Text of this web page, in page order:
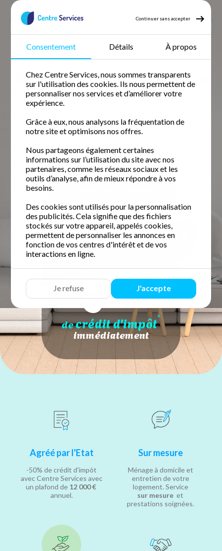
Continuer sans accepter
Consentement Détails À propos
Chez Centre Services, nous sommes transparents
sur l'utilisation des cookies. Ils nous permettent de
personnaliser nos services et d’améliorer votre
expérience.
Grâce à eux, nous analysons la fréquentation de
notre site et optimisons nos offres.
Nous partageons également certaines
informations sur l’utilisation du site avec nos
partenaires, comme les réseaux sociaux et les
outils d’analyse, afin de mieux répondre à vos
besoins.
Des cookies sont utilisés pour la personnalisation
des publicités. Cela signifie que des fichiers
stockés sur votre appareil, appelés cookies,
permettent de personnaliser les annonces en
fonction de vos centres d'intérêt et de vos
interactions en ligne.
Je refuse J'accepte
Ménage à domicile dans le
Territoire de Belfort
Retrouvez votre temps libre avec une femme de
ménage fiable et expérimentée. Profitez de
de crédit d'impôt immédiatpour un domicile
impeccable.
Profitez de
50%
decrédit d'impôt*
immédiatement
Agréé par l'Etat
-50% de crédit d'impôt
avec Centre Services avec
un plafond de 12 000 €
annuel.
Sur mesure
Ménage à domicile et
entretien de votre
logement. Service
sur mesure et
prestations soignées.